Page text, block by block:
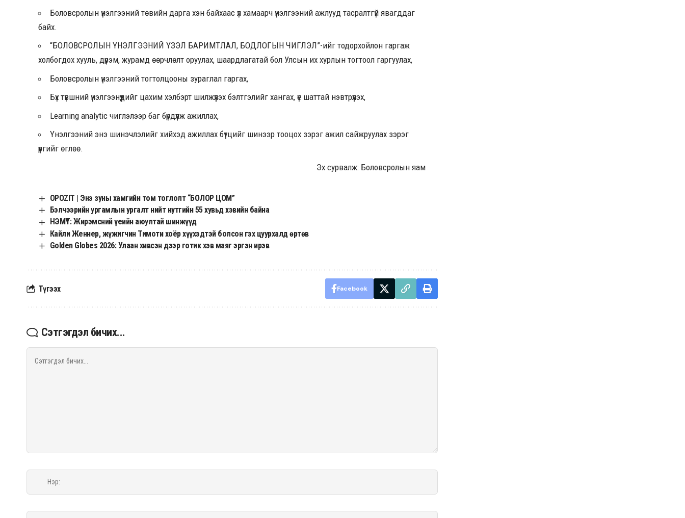
Боловсролын үнэлгээний төвийн дарга хэн байхаас үл хамаарч үнэлгээний ажлууд тасралтгүй явагддаг
байх.
“БОЛОВСРОЛЫН ҮНЭЛГЭЭНИЙ ҮЗЭЛ БАРИМТЛАЛ, БОДЛОГЫН ЧИГЛЭЛ”-ийг тодорхойлон гаргаж
холбогдох хууль, дүрэм, журамд өөрчлөлт оруулах, шаардлагатай бол Улсын их хурлын тогтоол гаргуулах,
Боловсролын үнэлгээний тогтолцооны зураглал гаргах,
Бүх түвшний үнэлгээнүүдийг цахим хэлбэрт шилжүүлэх бэлтгэлийг хангах, үе шаттай нэвтрүүлэх,
Learning analytic чиглэлээр баг бүрдүүлж ажиллах,
Үнэлгээний энэ шинэчлэлийг хийхэд ажиллах бүтцийг шинээр тооцох зэрэг ажил сайжруулах зэрэг
үүргийг өглөө.
Эх сурвалж: Боловсролын яам
OPOZIT | Энэ зуны хамгийн том тоглолт “БОЛОР ЦОМ”
Бэлчээрийн ургамлын ургалт нийт нутгийн 55 хувьд хэвийн байна
НЭМҮТ: Жирэмсний үеийн аюултай шинжүүд
Кайли Женнер, жүжигчин Тимоти хоёр хүүхэдтэй болсон гэх цуурхалд өртөв
Golden Globes 2026: Улаан хивсэн дээр готик хэв маяг эргэн ирэв
Түгээх Facebook
Сэтгэгдэл бичих...